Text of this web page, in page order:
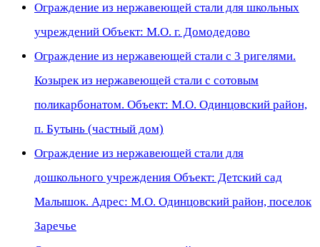
Ограждение из нержавеющей стали для школьных
учреждений Объект: М.О. г. Домодедово
Ограждение из нержавеющей стали с 3 ригелями.
Козырек из нержавеющей стали с сотовым
поликарбонатом. Объект: М.О. Одинцовский район,
п. Бутынь (частный дом)
Ограждение из нержавеющей стали для
дошкольного учреждения Объект: Детский сад
Малышок. Адрес: М.О. Одинцовский район, поселок
Заречье